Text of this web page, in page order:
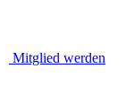
Mitglied werden